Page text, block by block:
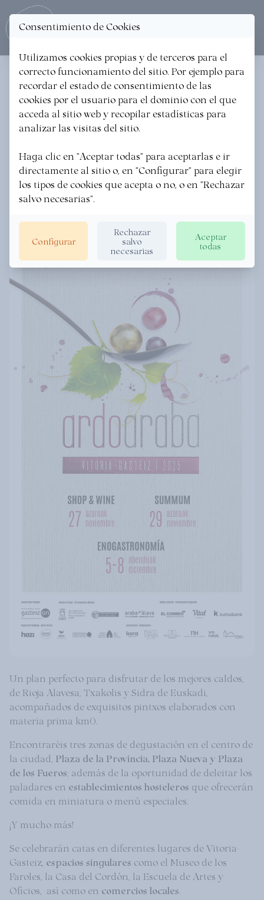
< Volver a las noticias
ARDOARABA
Un plan perfecto para disfrutar de los mejores caldos,
de Rioja Alavesa, Txakolis y Sidra de Euskadi,
acompañados de exquisitos pintxos elaborados con
materia prima km0.
Encontraréis tres zonas de degustación en el centro de
la ciudad, Plaza de la Provincia, Plaza Nueva y Plaza
de los Fueros; además de la oportunidad de deleitar los
paladares en establecimientos hosteleros que ofrecerán
comida en miniatura o menú especiales.
¡Y mucho más!
Se celebrarán catas en diferentes lugares de Vitoria-
Gasteiz, espacios singulares como el Museo de los
Faroles, la Casa del Cordón, la Escuela de Artes y
Oficios, así como en comercios locales
Consentimiento de Cookies
Utilizamos cookies propias y de terceros para el
correcto funcionamiento del sitio. Por ejemplo para
recordar el estado de consentimiento de las
cookies por el usuario para el dominio con el que
acceda al sitio web y recopilar estadísticas para
analizar las visitas del sitio.
Haga clic en "Aceptar todas" para aceptarlas e ir
directamente al sitio o, en "Configurar" para elegir
los tipos de cookies que acepta o no, o en "Rechazar
salvo necesarias".
Configurar
Rechazar
salvo
necesarias
Aceptar
todas